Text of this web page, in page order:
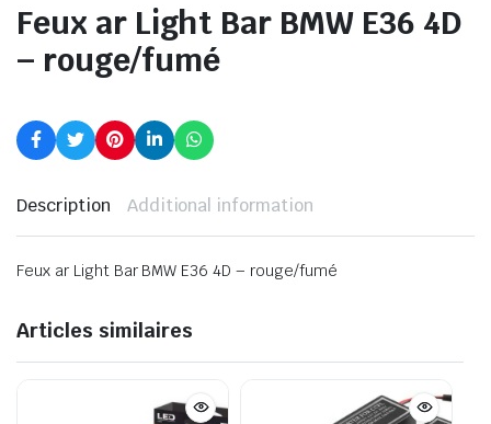
Feux ar Light Bar BMW E36 4D
– rouge/fumé
Description Additional information
Feux ar Light Bar BMW E36 4D – rouge/fumé
Articles similaires